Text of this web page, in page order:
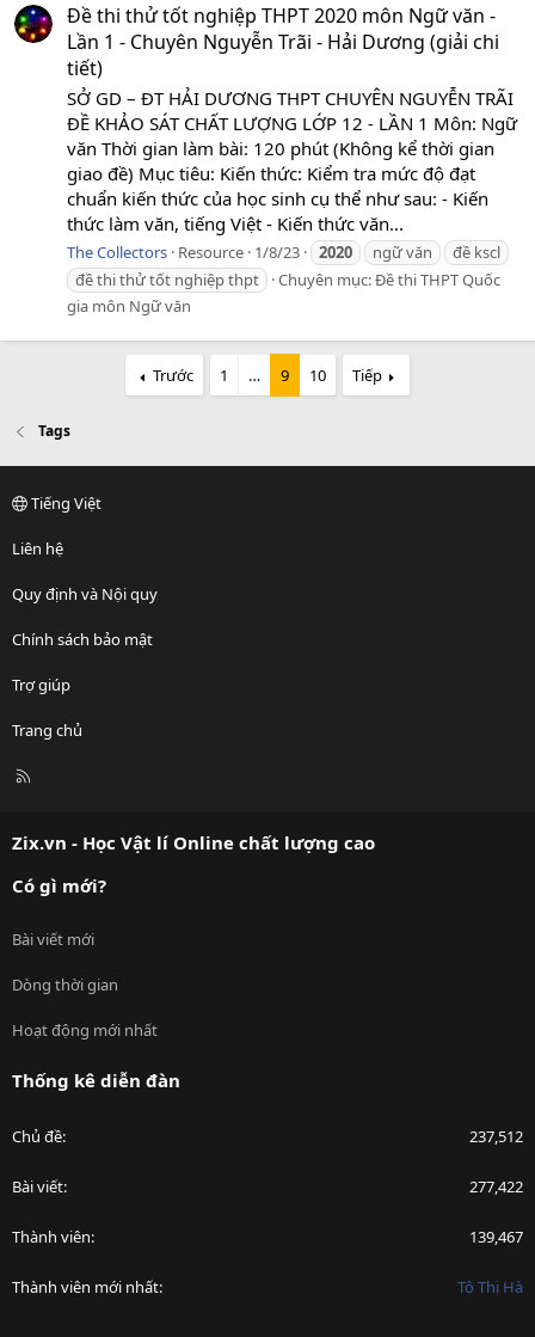
Đề thi thử tốt nghiệp THPT 2020 môn Ngữ văn -
Lần 1 - Chuyên Nguyễn Trãi - Hải Dương (giải chi
tiết)
SỞ GD – ĐT HẢI DƯƠNG THPT CHUYÊN NGUYỄN TRÃI
ĐỀ KHẢO SÁT CHẤT LƯỢNG LỚP 12 - LẦN 1 Môn: Ngữ
văn Thời gian làm bài: 120 phút (Không kể thời gian
giao đề) Mục tiêu: Kiến thức: Kiểm tra mức độ đạt
chuẩn kiến thức của học sinh cụ thể như sau: - Kiến
thức làm văn, tiếng Việt - Kiến thức văn...
The Collectors Resource 1/8/23 2020 ngữ văn
đề kscl
đề thi thử tốt nghiệp thpt
Chuyên mục:Đề thi THPT Quốc
gia môn Ngữ văn
Trước 1 … 9 10 Tiếp
Tags
Tiếng Việt
Liên hệ
Quy định và Nội quy
Chính sách bảo mật
Trợ giúp
Trang chủ
R
Zix.vn - Học Vật lí Online chất lượng cao
Có gì mới?
Bài viết mới
Dòng thời gian
Hoạt động mới nhất
Thống kê diễn đàn
Chủ đề 237,512
Bài viết 277,422
Thành viên 139,467
Thành viên mới nhất Tô Thị Hà